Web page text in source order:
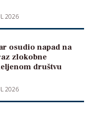
2026
osudio napad na
zlokobne
društvu
2026